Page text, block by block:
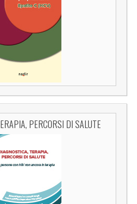
PERCORSI DI SALUTE